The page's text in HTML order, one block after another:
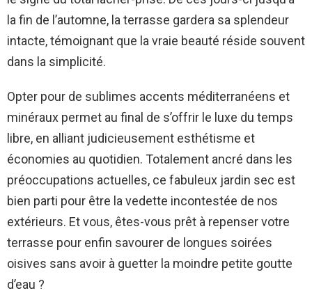
la fin de l’automne, la terrasse gardera sa splendeur
intacte, témoignant que la vraie beauté réside souvent
dans la simplicité.
Opter pour de sublimes accents méditerranéens et
minéraux permet au final de s’offrir le luxe du temps
libre, en alliant judicieusement esthétisme et
économies au quotidien. Totalement ancré dans les
préoccupations actuelles, ce fabuleux jardin sec est
bien parti pour être la vedette incontestée de nos
extérieurs. Et vous, êtes-vous prêt à repenser votre
terrasse pour enfin savourer de longues soirées
oisives sans avoir à guetter la moindre petite goutte
d’eau ?